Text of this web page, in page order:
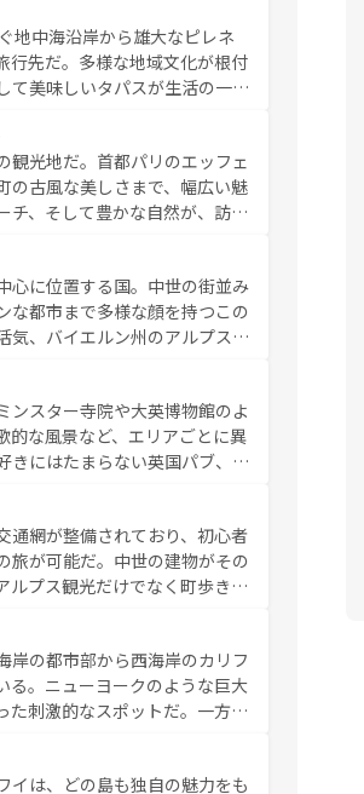
られない旅をしてみよう！
。
地中海沿岸から雄大なピレネ
行先だ。多様な地域文化が根付
て美味しいタパスが生活の一部
リゾートまで多彩な表情を見
る人を魅了する。 なお、
観光地だ。首都パリのエッフェ
の古風な美しさまで、幅広い魅
チ、そして豊かな自然が、訪れ
ンス、プロヴァンスの香り高
以外の地域にも魅力が溢れてお
の個性あふれる地方に足を運ぶ
を体験できるだろう。 なお、新着のフランス情報はコンテンツ
心に位置する国。中世の街並み
な都市まで多様な顔を持つこの
気、バイエルン州のアルプスの
なお、新着のド
ンスター寺院や大英博物館のよ
的な風景など、エリアごとに異
きにはたまらない英国パブ、サ
通網が整備されており、初心者
旅が可能だ。中世の建物がその
ルプス観光だけでなく町歩きも
きる。 なお、新着
岸の都市部から西海岸のカリフ
る。ニューヨークのような巨大
た刺激的なスポットだ。一方、
と美食が融合した独特の文化
ら、その多様性と豊かな歴史を
イは、どの島も独自の魅力をも